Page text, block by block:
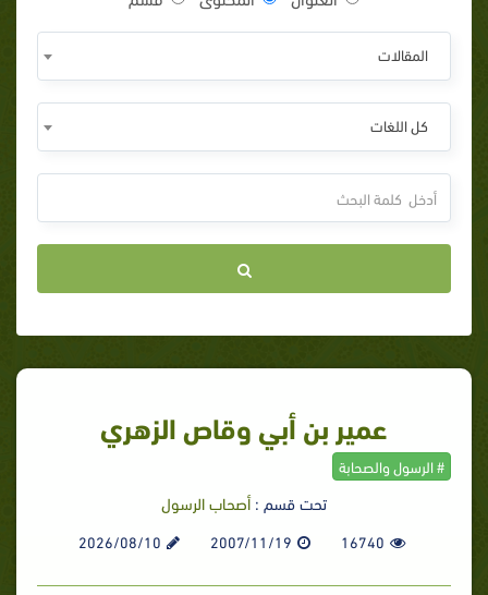
المقالات
كل اللغات
عمير بن أبي وقاص الزهري
# الرسول والصحابة
تحت قسم :أصحاب الرسول
16740
2007/11/19
2026/08/10